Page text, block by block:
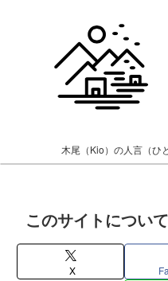
木尾（Kio）の人言（ひ
このサイトについて
X